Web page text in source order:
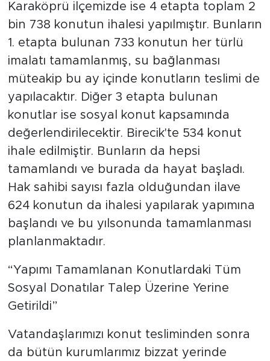
Karaköprü ilçemizde ise 4 etapta toplam 2
bin 738 konutun ihalesi yapılmıştır. Bunların
1. etapta bulunan 733 konutun her türlü
imalatı tamamlanmış, su bağlanması
müteakip bu ay içinde konutların teslimi de
yapılacaktır. Diğer 3 etapta bulunan
konutlar ise sosyal konut kapsamında
değerlendirilecektir. Birecik'te 534 konut
ihale edilmiştir. Bunların da hepsi
tamamlandı ve burada da hayat başladı.
Hak sahibi sayısı fazla olduğundan ilave
624 konutun da ihalesi yapılarak yapımına
başlandı ve bu yılsonunda tamamlanması
planlanmaktadır.
“Yapımı Tamamlanan Konutlardaki Tüm
Sosyal Donatılar Talep Üzerine Yerine
Getirildi”
Vatandaşlarımızı konut tesliminden sonra
da bütün kurumlarımız bizzat yerinde